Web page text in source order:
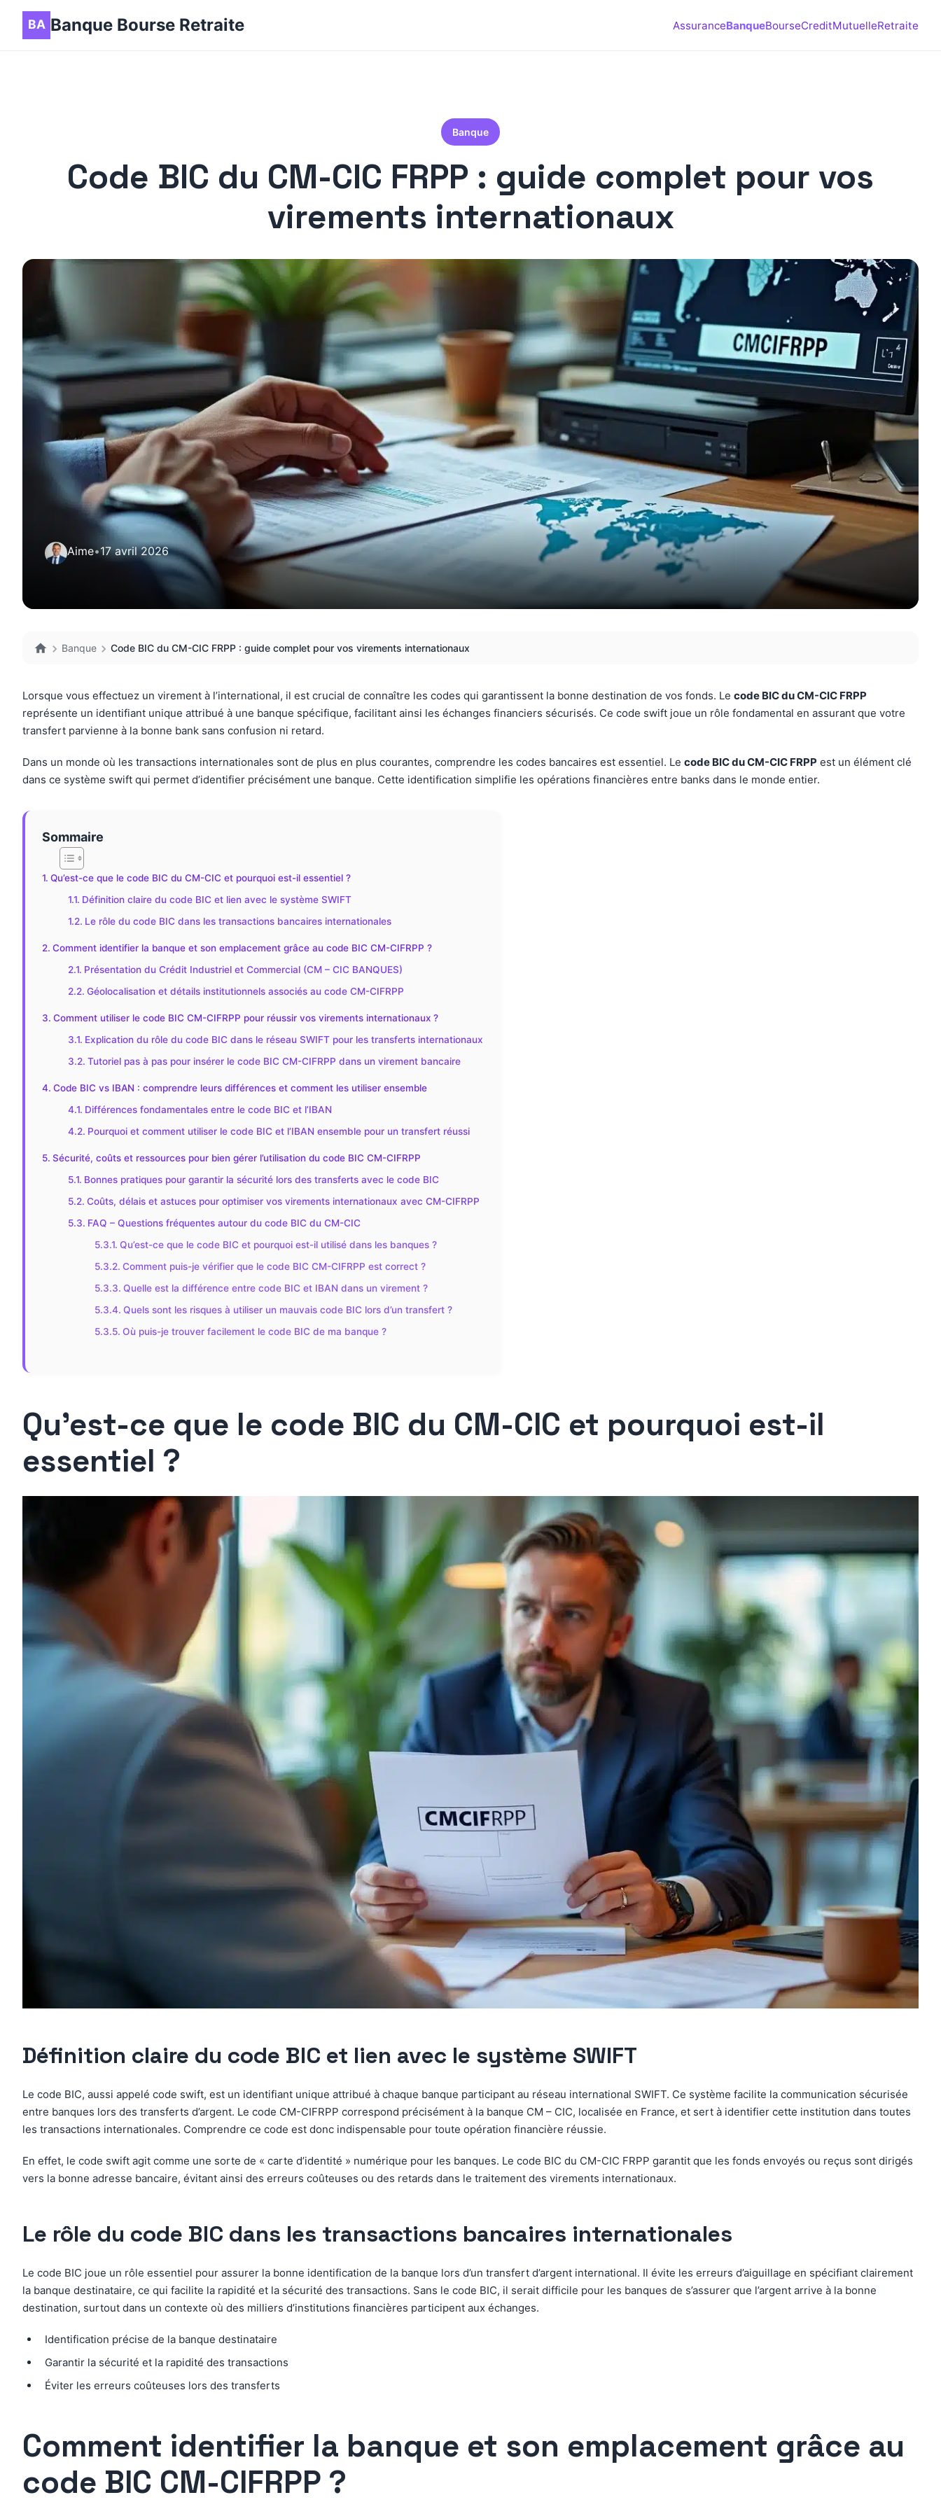
Banque Bourse Retraite AssuranceBanqueBourseCreditMutuelleRetraite
Banque
Code BIC du CM-CIC FRPP : guide complet pour vos
virements internationaux
Aime•17 avril 2026
Banque Code BIC du CM-CIC FRPP : guide complet pour vos virements internationaux
Lorsque vous effectuez un virement à l’international, il est crucial de connaître les codes qui garantissent la bonne destination de vos fonds. Le code BIC du CM-CIC FRPP
représente un identifiant unique attribué à une banque spécifique, facilitant ainsi les échanges financiers sécurisés. Ce code swift joue un rôle fondamental en assurant que votre
transfert parvienne à la bonne bank sans confusion ni retard.
Dans un monde où les transactions internationales sont de plus en plus courantes, comprendre les codes bancaires est essentiel. Le code BIC du CM-CIC FRPP est un élément clé
dans ce système swift qui permet d’identifier précisément une banque. Cette identification simplifie les opérations financières entre banks dans le monde entier.
Sommaire
Qu’est-ce que le code BIC du CM-CIC et pourquoi est-il essentiel ?
Définition claire du code BIC et lien avec le système SWIFT
Le rôle du code BIC dans les transactions bancaires internationales
Comment identifier la banque et son emplacement grâce au code BIC CM-CIFRPP ?
Présentation du Crédit Industriel et Commercial (CM – CIC BANQUES)
Géolocalisation et détails institutionnels associés au code CM-CIFRPP
Comment utiliser le code BIC CM-CIFRPP pour réussir vos virements internationaux ?
Explication du rôle du code BIC dans le réseau SWIFT pour les transferts internationaux
Tutoriel pas à pas pour insérer le code BIC CM-CIFRPP dans un virement bancaire
Code BIC vs IBAN : comprendre leurs différences et comment les utiliser ensemble
Différences fondamentales entre le code BIC et l’IBAN
Pourquoi et comment utiliser le code BIC et l’IBAN ensemble pour un transfert réussi
Sécurité, coûts et ressources pour bien gérer l’utilisation du code BIC CM-CIFRPP
Bonnes pratiques pour garantir la sécurité lors des transferts avec le code BIC
Coûts, délais et astuces pour optimiser vos virements internationaux avec CM-CIFRPP
FAQ – Questions fréquentes autour du code BIC du CM-CIC
Qu’est-ce que le code BIC et pourquoi est-il utilisé dans les banques ?
Comment puis-je vérifier que le code BIC CM-CIFRPP est correct ?
Quelle est la différence entre code BIC et IBAN dans un virement ?
Quels sont les risques à utiliser un mauvais code BIC lors d’un transfert ?
Où puis-je trouver facilement le code BIC de ma banque ?
Qu’est-ce que le code BIC du CM-CIC et pourquoi est-il
essentiel ?
Définition claire du code BIC et lien avec le système SWIFT
Le code BIC, aussi appelé code swift, est un identifiant unique attribué à chaque banque participant au réseau international SWIFT. Ce système facilite la communication sécurisée
entre banques lors des transferts d’argent. Le code CM-CIFRPP correspond précisément à la banque CM – CIC, localisée en France, et sert à identifier cette institution dans toutes
les transactions internationales. Comprendre ce code est donc indispensable pour toute opération financière réussie.
En effet, le code swift agit comme une sorte de « carte d’identité » numérique pour les banques. Le code BIC du CM-CIC FRPP garantit que les fonds envoyés ou reçus sont dirigés
vers la bonne adresse bancaire, évitant ainsi des erreurs coûteuses ou des retards dans le traitement des virements internationaux.
Le rôle du code BIC dans les transactions bancaires internationales
Le code BIC joue un rôle essentiel pour assurer la bonne identification de la banque lors d’un transfert d’argent international. Il évite les erreurs d’aiguillage en spécifiant clairement
la banque destinataire, ce qui facilite la rapidité et la sécurité des transactions. Sans le code BIC, il serait difficile pour les banques de s’assurer que l’argent arrive à la bonne
destination, surtout dans un contexte où des milliers d’institutions financières participent aux échanges.
Identification précise de la banque destinataire
Garantir la sécurité et la rapidité des transactions
Éviter les erreurs coûteuses lors des transferts
Comment identifier la banque et son emplacement grâce au
code BIC CM-CIFRPP ?